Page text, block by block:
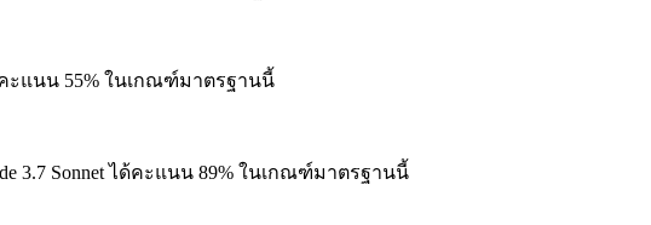
คะแนน 55% ในเกณฑ์มาตรฐานนี้
3.7 Sonnet ได้คะแนน 89% ในเกณฑ์มาตรฐานนี้